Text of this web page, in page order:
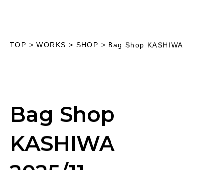
TOP >WORKS > SHOP > Bag Shop KASHIWA
Bag Shop
KASHIWA